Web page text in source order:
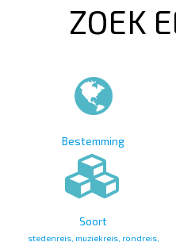
ZOEK
Bestemming
Soort
stedenreis, muziekreis, rondreis,